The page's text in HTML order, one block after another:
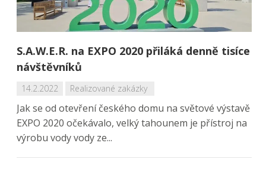
S.A.W.E.R. na EXPO 2020 přiláká denně tisíce
návštěvníků
14.2.2022 Realizované zakázky
Jak se od otevření českého domu na světové výstavě
EXPO 2020 očekávalo, velký tahounem je přístroj na
výrobu vody vody ze...